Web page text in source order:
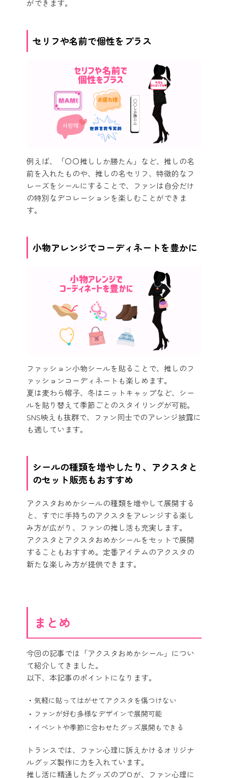
ができます。
セリフや名前で個性をプラス
例えば、「〇〇推ししか勝たん」など、推しの名
前を入れたものや、推しの名セリフ、特徴的なフ
レーズをシールにすることで、ファンは自分だけ
の特別なデコレーションを楽しむことができま
す。
小物アレンジでコーディネートを豊かに
ファッション小物シールを貼ることで、推しのフ
ァッションコーディネートも楽しめます。
夏は麦わら帽子、冬はニットキャップなど、シー
ルを貼り替えて季節ごとのスタイリングが可能。
SNS映えも抜群で、ファン同士でのアレンジ披露に
も適しています。
シールの種類を増やしたり、アクスタと
のセット販売もおすすめ
アクスタおめかシールの種類を増やして展開する
と、すでに手持ちのアクスタをアレンジする楽し
み方が広がり、ファンの推し活も充実します。
アクスタとアクスタおめかシールをセットで展開
することもおすすめ。定番アイテムのアクスタの
新たな楽しみ方が提供できます。
まとめ
今回の記事では「アクスタおめかシール」につい
て紹介してきました。
以下、本記事のポイントになります。
気軽に貼ってはがせてアクスタを傷つけない
ファンが好む多様なデザインで展開可能
イベントや季節に合わせたグッズ展開もできる
トランスでは、ファン心理に訴えかけるオリジナ
ルグッズ製作に力を入れています。
推し活に精通したグッズのプロが、ファン心理に